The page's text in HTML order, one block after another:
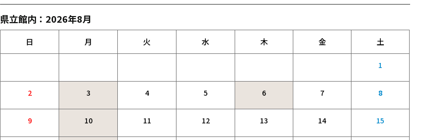
県立館内：2026年8月
日 月 火 水 木 金 土
1
2 3 4 5 6 7 8
9 10 11 12 13 14 15